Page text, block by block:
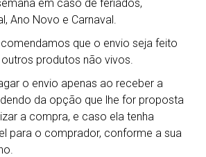
em caso de feriados,
Ano Novo e Carnaval.
que o envio seja feito
produtos não vivos.
o envio apenas ao receber a
da opção que lhe for proposta
a compra, e caso ela tenha
para o comprador, conforme a sua